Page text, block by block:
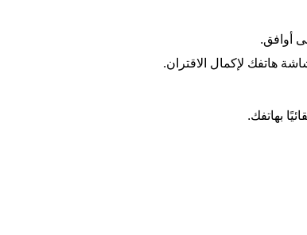
أوافق.
هاتفك لإكمال الاقتران.